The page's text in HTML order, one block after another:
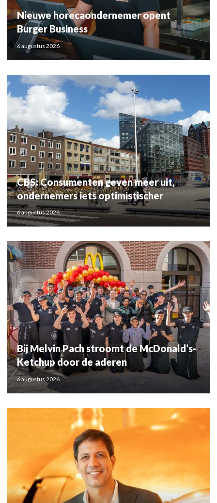
Nieuwe horecaondernemer opent
Burger Business
6 augustus 2026
CBS: Consumenten geven meer uit,
ondernemers iets optimistischer
6 augustus 2026
Bij Melvin Pach stroomt de McDonald’s-
Ketchup door de aderen
6 augustus 2026